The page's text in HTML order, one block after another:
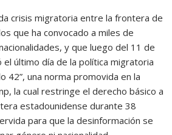
crisis migratoria entre la frontera de
que ha convocado a miles de
y que luego del 11 de
el último día de la política migratoria
42”, una norma promovida en la
la cual restringe el derecho básico a
estadounidense durante 38
para que la desinformación se